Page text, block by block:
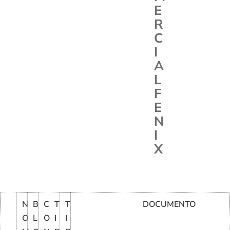
E
R
C
I
A
L
F
E
N
I
X
N
O
B
L
C
O
T
I
T
I
DOCUMENTO